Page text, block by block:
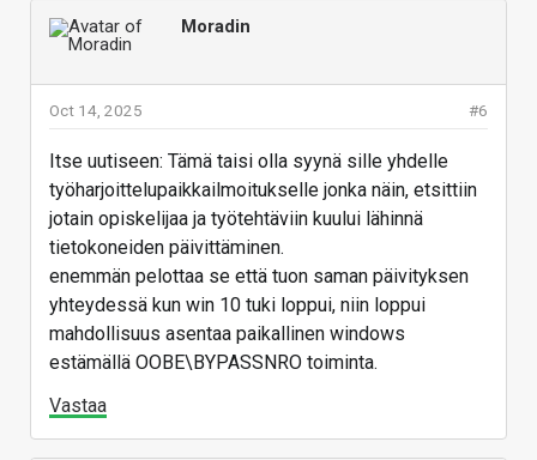
Moradin
#6
Oct 14, 2025
Itse uutiseen: Tämä taisi olla syynä sille yhdelle
työharjoittelupaikkailmoitukselle jonka näin, etsittiin
jotain opiskelijaa ja työtehtäviin kuului lähinnä
tietokoneiden päivittäminen.
enemmän pelottaa se että tuon saman päivityksen
yhteydessä kun win 10 tuki loppui, niin loppui
mahdollisuus asentaa paikallinen windows
estämällä OOBE\BYPASSNRO toiminta.
Vastaa